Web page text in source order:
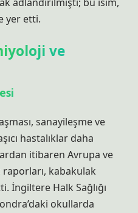
yer etti.
ve
sanayileşme ve
hastalıklar daha
itibaren Avrupa ve
raporları, kabakulak
İngiltere Halk Sağlığı
okullarda